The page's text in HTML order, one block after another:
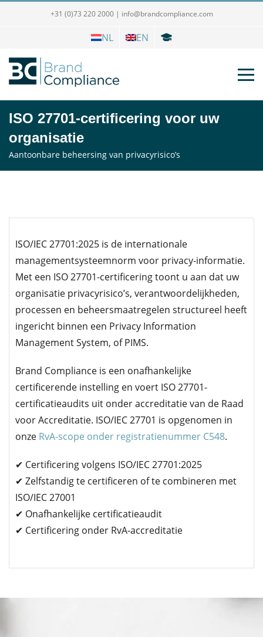
+31 (0)73 220 2000 | info@brandcompliance.com
NL EN
ISO 27701-certificering voor uw
organisatie
Aantoonbare beheersing van privacyrisico’s
ISO/IEC 27701:2025 is de internationale
managementsysteemnorm voor privacy-informatie.
Met een ISO 27701-certificering toont u aan dat uw
organisatie privacyrisico’s, verantwoordelijkheden,
processen en beheersmaatregelen structureel heeft
ingericht binnen een Privacy Information
Management System, of PIMS.
Brand Compliance is een onafhankelijke
certificerende instelling en voert ISO 27701-
certificatieaudits uit onder accreditatie van de Raad
voor Accreditatie. ISO/IEC 27701 is opgenomen in
onze RvA-scope onder registratienummer C548.
✔ Certificering volgens ISO/IEC 27701:2025
✔ Zelfstandig te certificeren of te combineren met
ISO/IEC 27001
✔ Onafhankelijke certificatieaudit
✔ Certificering onder RvA-accreditatie